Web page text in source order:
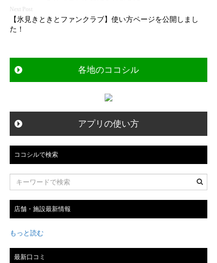
ナ
ビ
ョ
【氷見きときとファンクラブ】使い方ページを公開しまし
た！
各地のココシル
アプリの使い方
ココシルで検索
店舗・施設最新情報
もっと読む
最新口コミ